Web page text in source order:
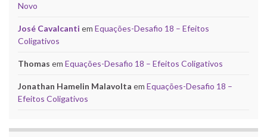
Novo
José Cavalcanti em Equações-Desafio 18 – Efeitos
Coligativos
Thomas em Equações-Desafio 18 – Efeitos Coligativos
Jonathan Hamelin Malavolta em Equações-Desafio 18 –
Efeitos Coligativos